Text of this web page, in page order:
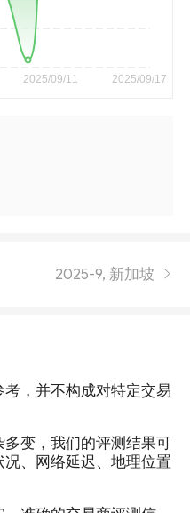
2025-9, 新加坡
，并不构成对特定交易
变，我们的评测结果可
、网络延迟、地理位置